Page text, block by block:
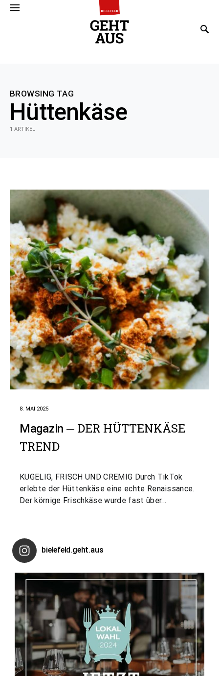
BROWSING TAG
Hüttenkäse
1 ARTIKEL
8. MAI 2025
Magazin
DER HÜTTENKÄSE
TREND
KUGELIG, FRISCH UND CREMIG Durch TikTok
erlebte der Hüttenkäse eine echte Renaissance.
Der körnige Frischkäse wurde fast über…
bielefeld.geht.aus